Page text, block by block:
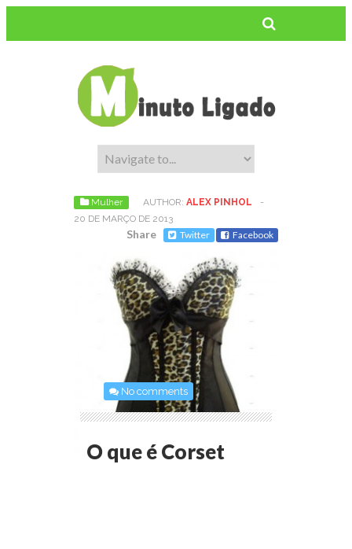
Mulher AUTHOR: ALEX PINHOL
-
20 DE MARÇO DE 2013
Share Twitter Facebook
No comments
O que é Corset